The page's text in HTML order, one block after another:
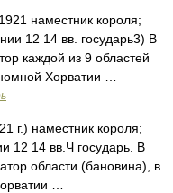
наместник короля;
12 14 вв. государь3) В
каждой из 9 областей
Хорватии …
г.) наместник короля;
12 14 вв.Ч государь. В
области (бановина), в
…